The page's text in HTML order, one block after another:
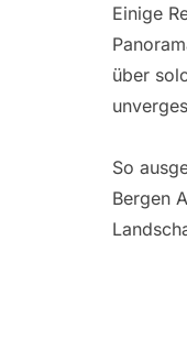
Einige
über
So
Bergen